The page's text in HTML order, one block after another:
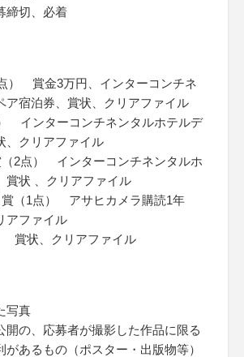
締切、必着
） 賞金3万円、インターコンチネ
ア宿泊券、賞状、クリアファイル
インターコンチネンタルホテルデ
、クリアファイル
（2点） インターコンチネンタルホ
賞状 、クリアファイル
賞（1点） アサヒカメラ購読1年
アファイル
賞状、クリアファイル
写真
の、応募者が撮影した作品に限る
あるもの（ポスター・出版物等）